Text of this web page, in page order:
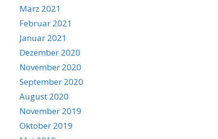
März 2021
Februar 2021
Januar 2021
Dezember 2020
November 2020
September 2020
August 2020
November 2019
Oktober 2019